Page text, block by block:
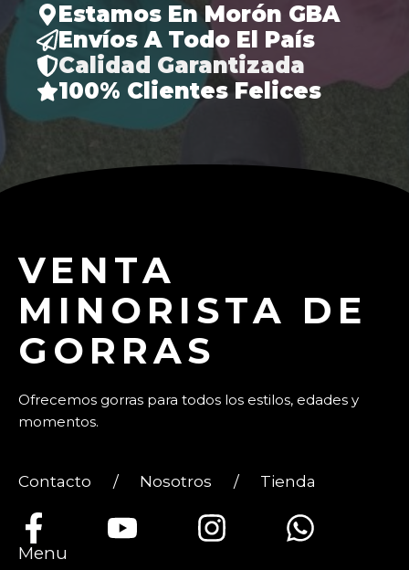
Estamos En Morón GBA
Envíos A Todo El País
Calidad Garantizada
100% Clientes Felices
VENTA
MINORISTA DE
GORRAS
Ofrecemos gorras para todos los estilos, edades y
momentos.
Contacto / Nosotros / Tienda
Menu